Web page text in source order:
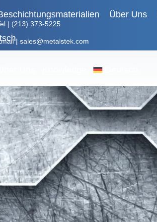
| (213) 373-5225
| sales@metalstek.com
Über Uns